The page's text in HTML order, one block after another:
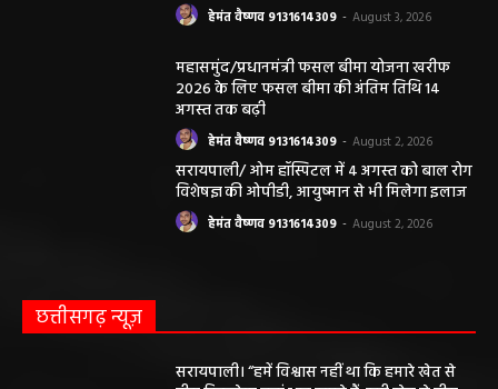
हेमंत वैष्णव 9131614309 - August 3, 2026
महासमुंद/प्रधानमंत्री फसल बीमा योजना खरीफ
2026 के लिए फसल बीमा की अंतिम तिथि 14
अगस्त तक बढ़ी
हेमंत वैष्णव 9131614309 - August 2, 2026
सरायपाली/ ओम हॉस्पिटल में 4 अगस्त को बाल रोग
विशेषज्ञ की ओपीडी, आयुष्मान से भी मिलेगा इलाज
हेमंत वैष्णव 9131614309 - August 2, 2026
छत्तीसगढ़ न्यूज़
सरायपाली। “हमें विश्वास नहीं था कि हमारे खेत से